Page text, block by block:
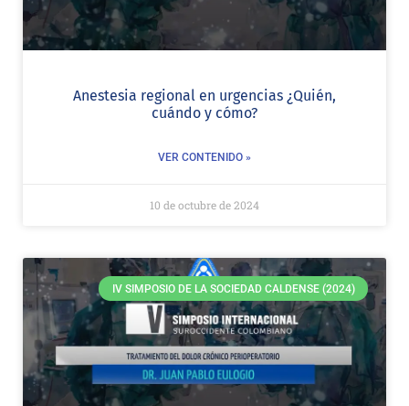
Anestesia regional en urgencias ¿Quién,
cuándo y cómo?
VER CONTENIDO »
10 de octubre de 2024
IV SIMPOSIO DE LA SOCIEDAD CALDENSE (2024)